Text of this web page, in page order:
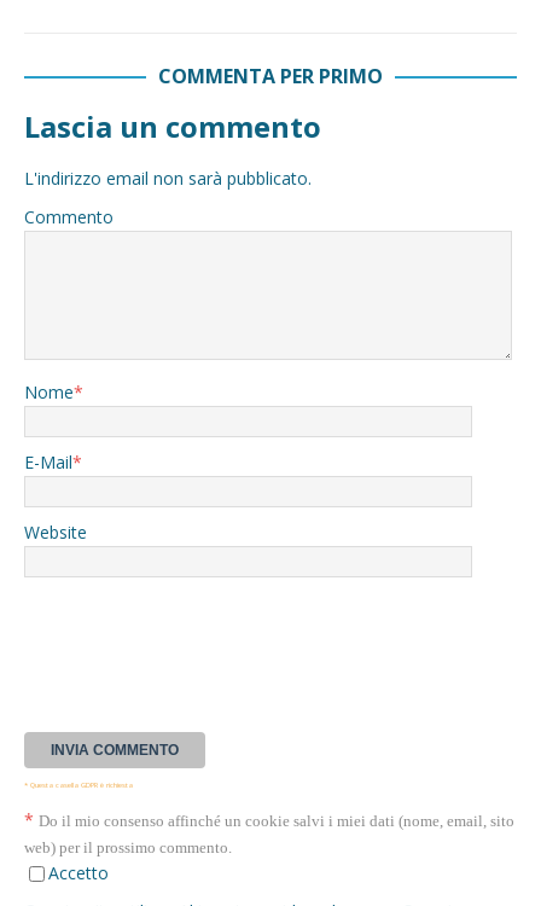
COMMENTA PER PRIMO
Lascia un commento
L'indirizzo email non sarà pubblicato.
Commento
Nome*
E-Mail*
Website
* Questa casella GDPR è richiesta
* Do il mio consenso affinché un cookie salvi i miei dati (nome, email, sito
web) per il prossimo commento.
Accetto